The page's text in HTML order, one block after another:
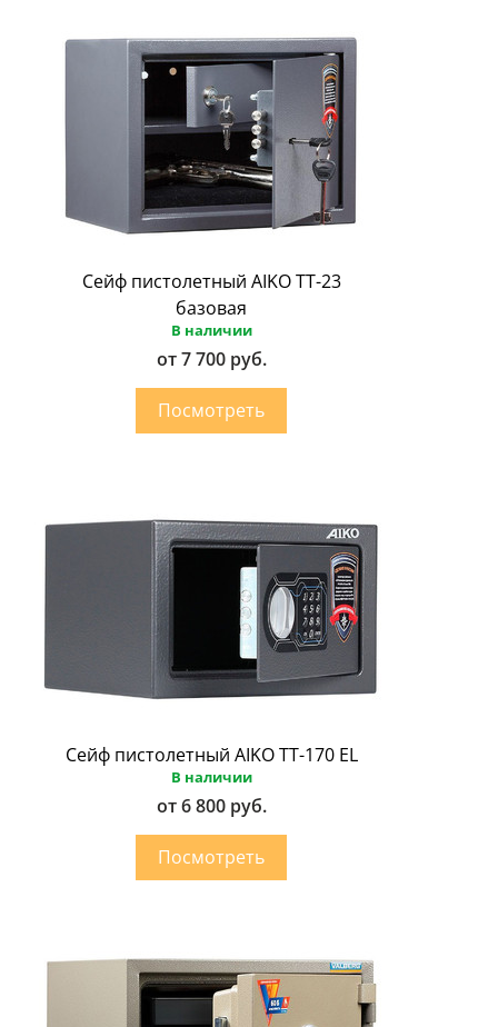
Сейф пистолетный AIKO ТТ-23
базовая
В наличии
от 7 700 руб.
Сейф пистолетный AIKO ТТ-170 EL
В наличии
от 6 800 руб.